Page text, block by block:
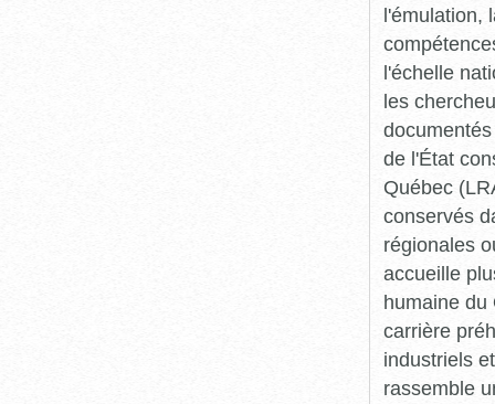
l'émulation,
l'échelle
les
de l'État
Québec
conservés
régionales
accueille
humaine du
carrière
industriels
rassemble